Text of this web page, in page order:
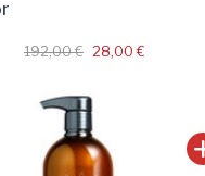
192,00 € 28,00 €